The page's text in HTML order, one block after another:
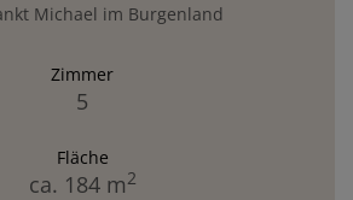
Michael im Burgenland
Zimmer
5
Fläche
ca. 184 m2